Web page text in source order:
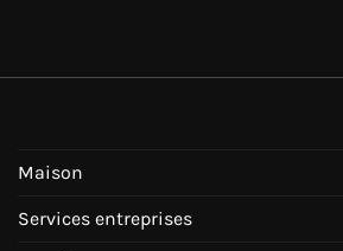
Maison
Services entreprises